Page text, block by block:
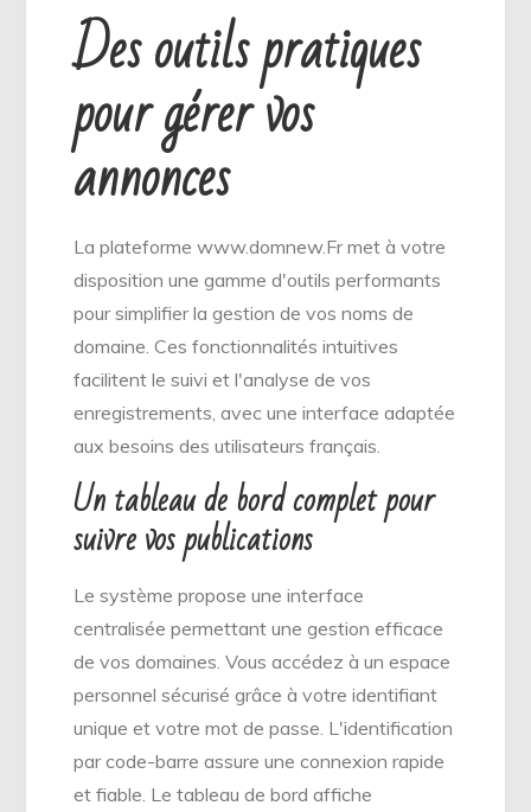
Des outils pratiques
pour gérer vos
annonces
La plateforme www.domnew.Fr met à votre
disposition une gamme d'outils performants
pour simplifier la gestion de vos noms de
domaine. Ces fonctionnalités intuitives
facilitent le suivi et l'analyse de vos
enregistrements, avec une interface adaptée
aux besoins des utilisateurs français.
Un tableau de bord complet pour
suivre vos publications
Le système propose une interface
centralisée permettant une gestion efficace
de vos domaines. Vous accédez à un espace
personnel sécurisé grâce à votre identifiant
unique et votre mot de passe. L'identification
par code-barre assure une connexion rapide
et fiable. Le tableau de bord affiche